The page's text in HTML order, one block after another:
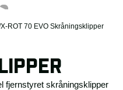
▶
X-ROT 70 EVO Skråningsklipper
fjernstyret skråningsklipper